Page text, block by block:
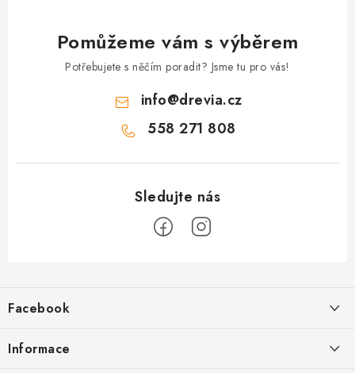
Pomůžeme vám s výběrem
Potřebujete s něčím poradit? Jsme tu pro vás!
info@drevia.cz
558 271 808
p
a
Facebook
Informace